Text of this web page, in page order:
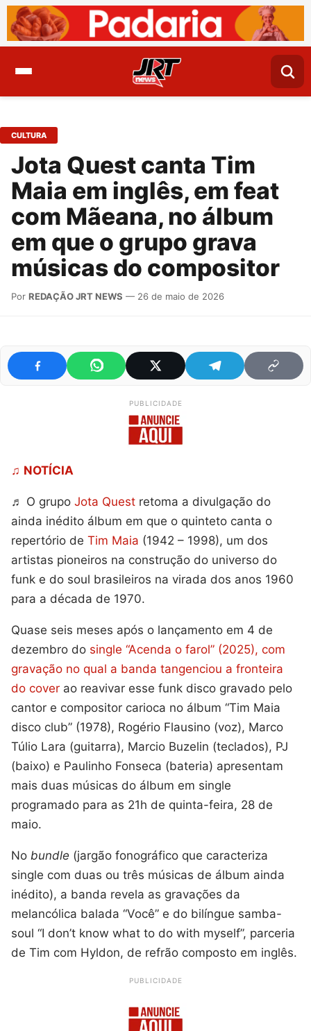
CULTURA
Jota Quest canta Tim
Maia em inglês, em feat
com Mãeana, no álbum
em que o grupo grava
músicas do compositor
Por REDAÇÃO JRT NEWS — 26 de maio de 2026
PUBLICIDADE
♫ NOTÍCIA
♬ O grupo Jota Quest retoma a divulgação do
ainda inédito álbum em que o quinteto canta o
repertório de Tim Maia (1942 – 1998), um dos
artistas pioneiros na construção do universo do
funk e do soul brasileiros na virada dos anos 1960
para a década de 1970.
Quase seis meses após o lançamento em 4 de
dezembro do single “Acenda o farol” (2025), com
gravação no qual a banda tangenciou a fronteira
do cover ao reavivar esse funk disco gravado pelo
cantor e compositor carioca no álbum “Tim Maia
disco club” (1978), Rogério Flausino (voz), Marco
Túlio Lara (guitarra), Marcio Buzelin (teclados), PJ
(baixo) e Paulinho Fonseca (bateria) apresentam
mais duas músicas do álbum em single
programado para as 21h de quinta-feira, 28 de
maio.
No bundle (jargão fonográfico que caracteriza
single com duas ou três músicas de álbum ainda
inédito), a banda revela as gravações da
melancólica balada “Você” e do bilíngue samba-
soul “I don’t know what to do with myself”, parceria
de Tim com Hyldon, de refrão composto em inglês.
PUBLICIDADE